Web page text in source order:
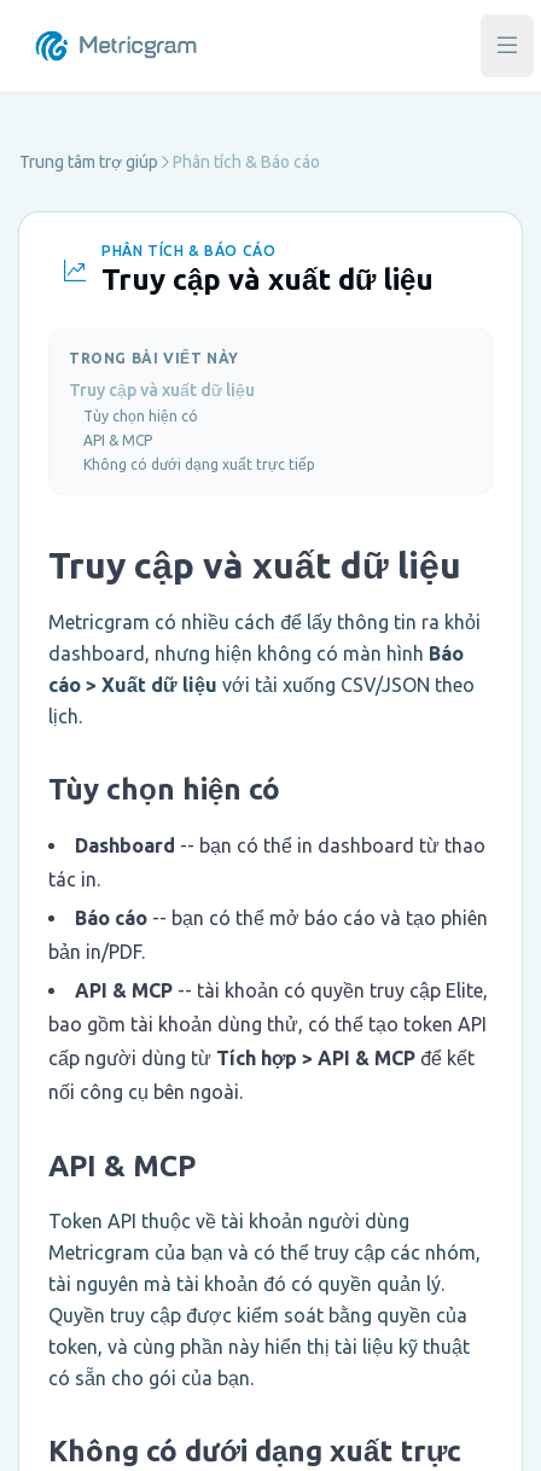
Mở
Trung tâm trợ giúp Phân tích & Báo cáo
PHÂN TÍCH & BÁO CÁO
Truy cập và xuất dữ liệu
TRONG BÀI VIẾT NÀY
Truy cập và xuất dữ liệu
Tùy chọn hiện có
API & MCP
Không có dưới dạng xuất trực tiếp
Truy cập và xuất dữ liệu
Metricgram có nhiều cách để lấy thông tin ra khỏi
dashboard, nhưng hiện không có màn hình Báo
cáo > Xuất dữ liệu với tải xuống CSV/JSON theo
lịch.
Tùy chọn hiện có
Dashboard -- bạn có thể in dashboard từ thao
tác in.
Báo cáo -- bạn có thể mở báo cáo và tạo phiên
bản in/PDF.
API & MCP -- tài khoản có quyền truy cập Elite,
bao gồm tài khoản dùng thử, có thể tạo token API
cấp người dùng từ Tích hợp > API & MCP để kết
nối công cụ bên ngoài.
API & MCP
Token API thuộc về tài khoản người dùng
Metricgram của bạn và có thể truy cập các nhóm,
tài nguyên mà tài khoản đó có quyền quản lý.
Quyền truy cập được kiểm soát bằng quyền của
token, và cùng phần này hiển thị tài liệu kỹ thuật
có sẵn cho gói của bạn.
Không có dưới dạng xuất trực